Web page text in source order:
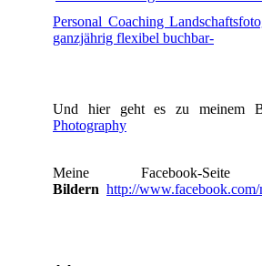
Personal Coaching
ganzjährig flexibel buchbar-
Und hier geht es zu
Photography
Meine Facebook-
Bildern http://